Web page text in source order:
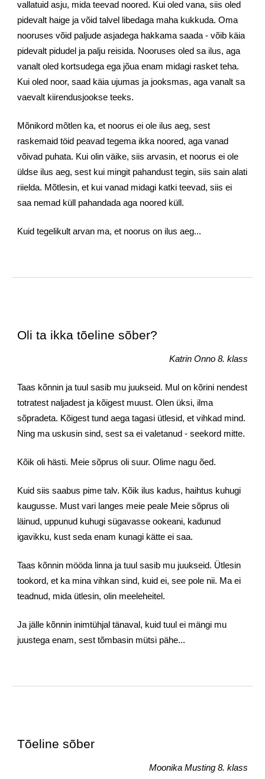
vallatuid asju, mida teevad noored. Kui oled vana, siis oled
pidevalt haige ja võid talvel libedaga maha kukkuda. Oma
nooruses võid paljude asjadega hakkama saada - võib käia
pidevalt pidudel ja palju reisida. Nooruses oled sa ilus, aga
vanalt oled kortsudega ega jõua enam midagi rasket teha.
Kui oled noor, saad käia ujumas ja jooksmas, aga vanalt sa
vaevalt kiirendusjookse teeks.
Mõnikord mõtlen ka, et noorus ei ole ilus aeg, sest
raskemaid töid peavad tegema ikka noored, aga vanad
võivad puhata. Kui olin väike, siis arvasin, et noorus ei ole
üldse ilus aeg, sest kui mingit pahandust tegin, siis sain alati
riielda. Mõtlesin, et kui vanad midagi katki teevad, siis ei
saa nemad küll pahandada aga noored küll.
Kuid tegelikult arvan ma, et noorus on ilus aeg...
Oli ta ikka tõeline sõber?
Katrin Onno 8. klass
Taas kõnnin ja tuul sasib mu juukseid. Mul on kõrini nendest
totratest naljadest ja kõigest muust. Olen üksi, ilma
sõpradeta. Kõigest tund aega tagasi ütlesid, et vihkad mind.
Ning ma uskusin sind, sest sa ei valetanud - seekord mitte.
Kõik oli hästi. Meie sõprus oli suur. Olime nagu õed.
Kuid siis saabus pime talv. Kõik ilus kadus, haihtus kuhugi
kaugusse. Must vari langes meie peale Meie sõprus oli
läinud, uppunud kuhugi sügavasse ookeani, kadunud
igavikku, kust seda enam kunagi kätte ei saa.
Taas kõnnin mööda linna ja tuul sasib mu juukseid. Ütlesin
tookord, et ka mina vihkan sind, kuid ei, see pole nii. Ma ei
teadnud, mida ütlesin, olin meeleheitel.
Ja jälle kõnnin inimtühjal tänaval, kuid tuul ei mängi mu
juustega enam, sest tõmbasin mütsi pähe...
Tõeline sõber
Moonika Musting 8. klass